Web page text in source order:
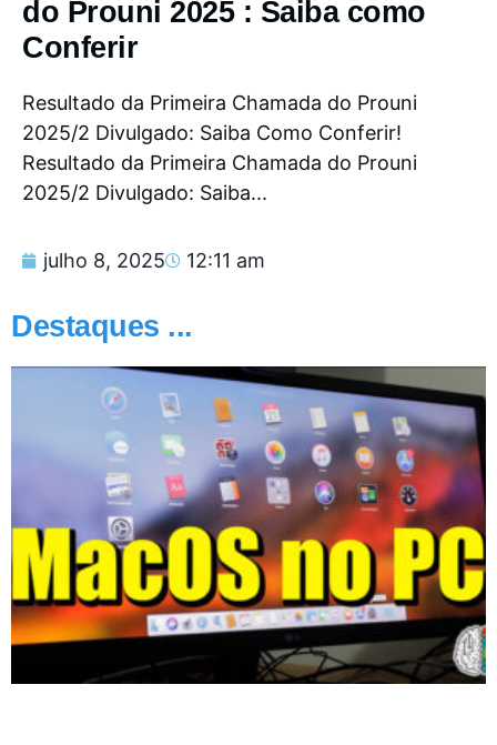
do Prouni 2025 : Saiba como
Conferir
Resultado da Primeira Chamada do Prouni
2025/2 Divulgado: Saiba Como Conferir!
Resultado da Primeira Chamada do Prouni
2025/2 Divulgado: Saiba...
julho 8, 2025 12:11 am
Destaques ...